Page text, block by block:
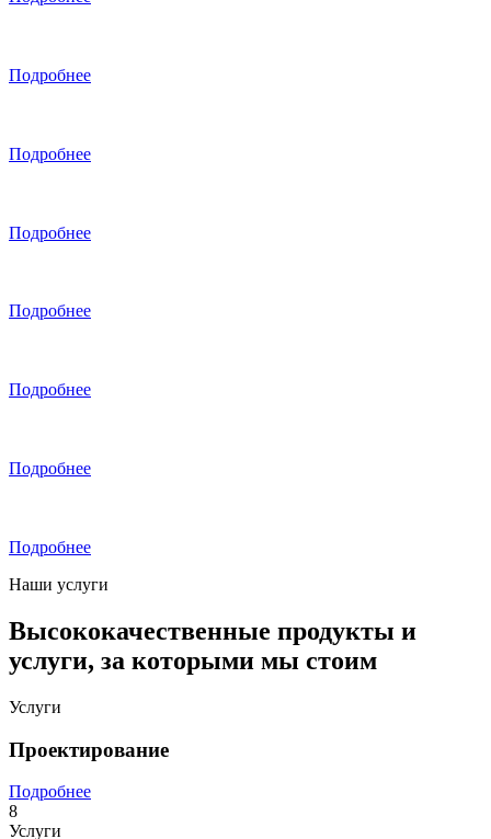
Подробнее
Подробнее
Подробнее
Подробнее
Подробнее
Подробнее
Подробнее
Наши услуги
Высококачественные продукты и
услуги, за которыми мы стоим
Услуги
Проектирование
Подробнее
8
Услуги